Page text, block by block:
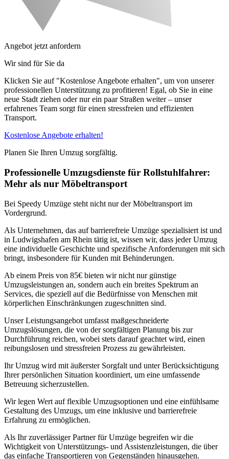
Angebot jetzt anfordern
Wir sind für Sie da
Klicken Sie auf "Kostenlose Angebote erhalten", um von unserer
professionellen Unterstützung zu profitieren! Egal, ob Sie in eine
neue Stadt ziehen oder nur ein paar Straßen weiter – unser
erfahrenes Team sorgt für einen stressfreien und effizienten
Transport.
Kostenlose Angebote erhalten!
Planen Sie Ihren Umzug sorgfältig.
Professionelle Umzugsdienste für Rollstuhlfahrer:
Mehr als nur Möbeltransport
Bei Speedy Umzüge steht nicht nur der Möbeltransport im
Vordergrund.
Als Unternehmen, das auf barrierefreie Umzüge spezialisiert ist und
in Ludwigshafen am Rhein tätig ist, wissen wir, dass jeder Umzug
eine individuelle Geschichte und spezifische Anforderungen mit sich
bringt, insbesondere für Kunden mit Behinderungen.
Ab einem Preis von 85€ bieten wir nicht nur günstige
Umzugsleistungen an, sondern auch ein breites Spektrum an
Services, die speziell auf die Bedürfnisse von Menschen mit
körperlichen Einschränkungen zugeschnitten sind.
Unser Leistungsangebot umfasst maßgeschneiderte
Umzugslösungen, die von der sorgfältigen Planung bis zur
Durchführung reichen, wobei stets darauf geachtet wird, einen
reibungslosen und stressfreien Prozess zu gewährleisten.
Ihr Umzug wird mit äußerster Sorgfalt und unter Berücksichtigung
Ihrer persönlichen Situation koordiniert, um eine umfassende
Betreuung sicherzustellen.
Wir legen Wert auf flexible Umzugsoptionen und eine einfühlsame
Gestaltung des Umzugs, um eine inklusive und barrierefreie
Erfahrung zu ermöglichen.
Als Ihr zuverlässiger Partner für Umzüge begreifen wir die
Wichtigkeit von Unterstützungs- und Assistenzleistungen, die über
das einfache Transportieren von Gegenständen hinausgehen.